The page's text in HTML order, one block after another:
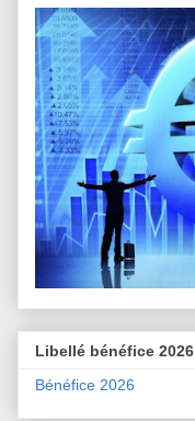
Libellé bénéfice 2026
Bénéfice 2026